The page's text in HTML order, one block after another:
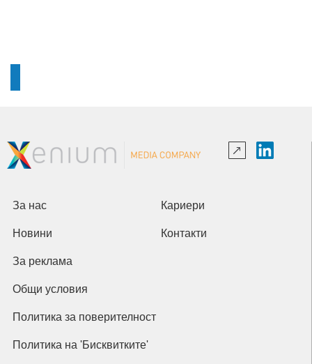
За нас Кариери
Новини Контакти
За реклама
Общи условия
Политика за поверителност
Политика на 'Бисквитките'